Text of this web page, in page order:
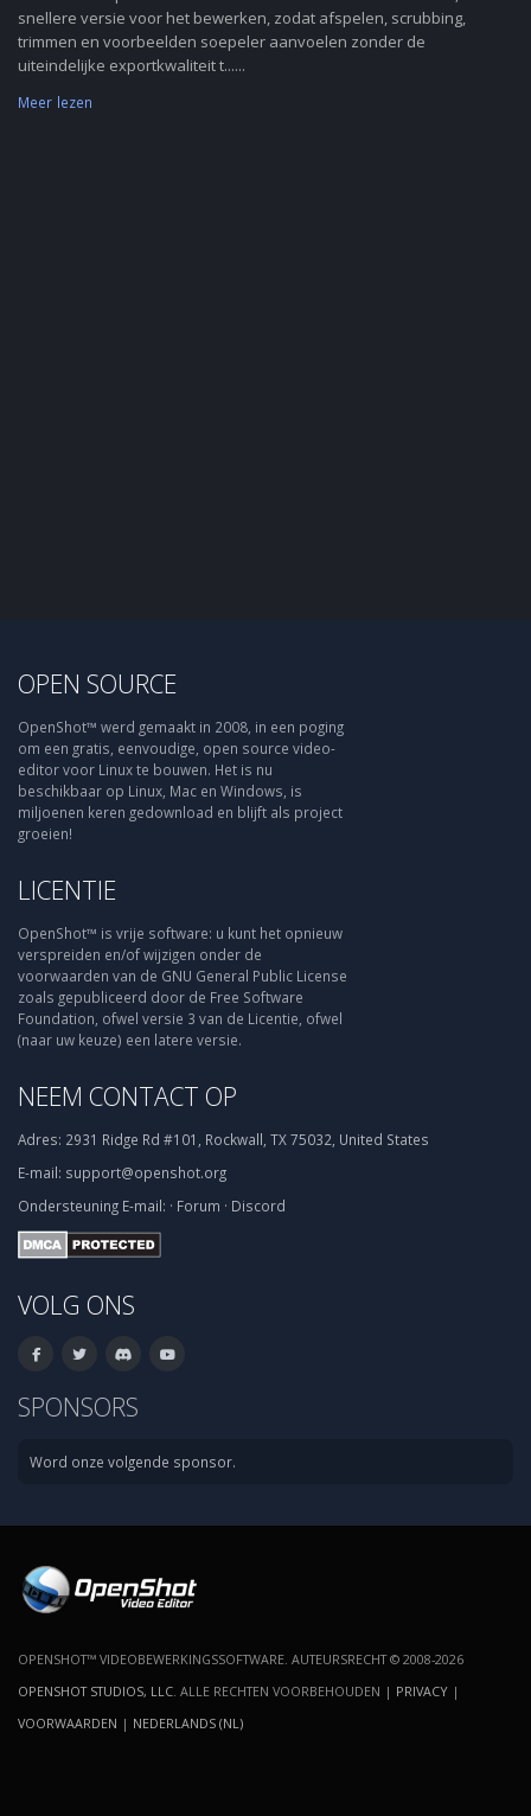
snellere versie voor het bewerken, zodat afspelen, scrubbing,
trimmen en voorbeelden soepeler aanvoelen zonder de
uiteindelijke exportkwaliteit t......
Meer lezen
OPEN SOURCE
OpenShot™ werd gemaakt in 2008, in een poging
om een gratis, eenvoudige, open source video-
editor voor Linux te bouwen. Het is nu
beschikbaar op Linux, Mac en Windows, is
miljoenen keren gedownload en blijft als project
groeien!
LICENTIE
OpenShot™ is vrije software: u kunt het opnieuw
verspreiden en/of wijzigen onder de
voorwaarden van de GNU General Public License
zoals gepubliceerd door de Free Software
Foundation, ofwel versie 3 van de Licentie, ofwel
(naar uw keuze) een latere versie.
NEEM CONTACT OP
Adres: 2931 Ridge Rd #101, Rockwall, TX 75032, United States
E-mail: support@openshot.org
Ondersteuning E-mail: · Forum · Discord
VOLG ONS
SPONSORS
Word onze volgende sponsor.
OPENSHOT™ VIDEOBEWERKINGSSOFTWARE. AUTEURSRECHT © 2008-2026
OPENSHOT STUDIOS, LLC . ALLE RECHTEN VOORBEHOUDEN | PRIVACY |
VOORWAARDEN | NEDERLANDS (NL)